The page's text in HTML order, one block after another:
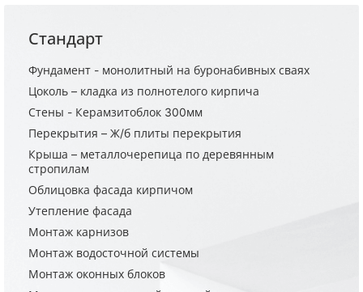
Стандарт
Фундамент - монолитный на буронабивных сваях
Цоколь – кладка из полнотелого кирпича
Стены - Керамзитоблок 300мм
Перекрытия – Ж/б плиты перекрытия
Крыша – металлочерепица по деревянным
стропилам
Облицовка фасада кирпичом
Утепление фасада
Монтаж карнизов
Монтаж водосточной системы
Монтаж оконных блоков